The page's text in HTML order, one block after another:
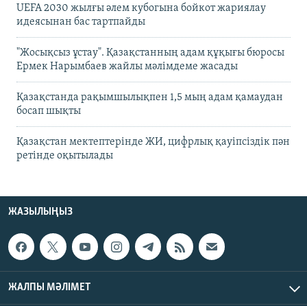
UEFA 2030 жылғы әлем кубогына бойкот жариялау
идеясынан бас тартпайды
"Жосықсыз ұстау". Қазақстанның адам құқығы бюросы
Ермек Нарымбаев жайлы мәлімдеме жасады
Қазақстанда рақымшылықпен 1,5 мың адам қамаудан
босап шықты
Қазақстан мектептерінде ЖИ, цифрлық қауіпсіздік пән
ретінде оқытылады
ЖАЗЫЛЫҢЫЗ
ЖАЛПЫ МӘЛІМЕТ